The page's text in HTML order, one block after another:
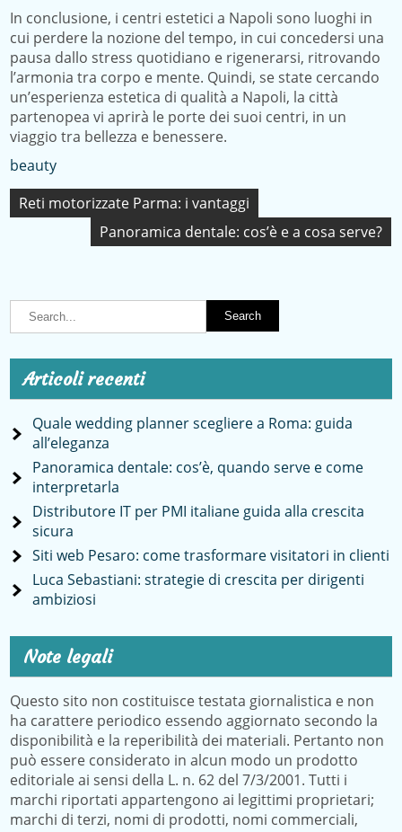
In conclusione, i centri estetici a Napoli sono luoghi in
cui perdere la nozione del tempo, in cui concedersi una
pausa dallo stress quotidiano e rigenerarsi, ritrovando
l’armonia tra corpo e mente. Quindi, se state cercando
un’esperienza estetica di qualità a Napoli, la città
partenopea vi aprirà le porte dei suoi centri, in un
viaggio tra bellezza e benessere.
beauty
Navigazione
Reti motorizzate Parma: i vantaggi
Panoramica dentale: cos’è e a cosa serve?
Articoli recenti
Quale wedding planner scegliere a Roma: guida
all’eleganza
Panoramica dentale: cos’è, quando serve e come
interpretarla
Distributore IT per PMI italiane guida alla crescita
sicura
Siti web Pesaro: come trasformare visitatori in clienti
Luca Sebastiani: strategie di crescita per dirigenti
ambiziosi
Note legali
Questo sito non costituisce testata giornalistica e non
ha carattere periodico essendo aggiornato secondo la
disponibilità e la reperibilità dei materiali. Pertanto non
può essere considerato in alcun modo un prodotto
editoriale ai sensi della L. n. 62 del 7/3/2001. Tutti i
marchi riportati appartengono ai legittimi proprietari;
marchi di terzi, nomi di prodotti, nomi commerciali,